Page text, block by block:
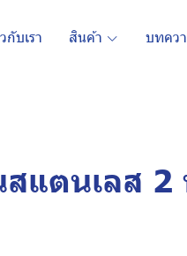
กับเรา สินค้า บทคว
สแตนเลส